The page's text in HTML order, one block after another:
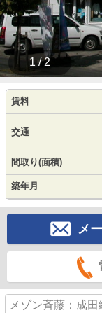
1 / 2
賃料
交通
間取り(面積)
築年月
メ
メゾン斉藤：成